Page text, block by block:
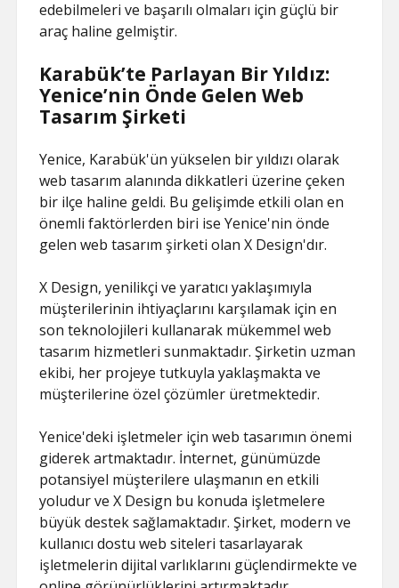
edebilmeleri ve başarılı olmaları için güçlü bir
araç haline gelmiştir.
Karabük’te Parlayan Bir Yıldız:
Yenice’nin Önde Gelen Web
Tasarım Şirketi
Yenice, Karabük'ün yükselen bir yıldızı olarak
web tasarım alanında dikkatleri üzerine çeken
bir ilçe haline geldi. Bu gelişimde etkili olan en
önemli faktörlerden biri ise Yenice'nin önde
gelen web tasarım şirketi olan X Design'dır.
X Design, yenilikçi ve yaratıcı yaklaşımıyla
müşterilerinin ihtiyaçlarını karşılamak için en
son teknolojileri kullanarak mükemmel web
tasarım hizmetleri sunmaktadır. Şirketin uzman
ekibi, her projeye tutkuyla yaklaşmakta ve
müşterilerine özel çözümler üretmektedir.
Yenice'deki işletmeler için web tasarımın önemi
giderek artmaktadır. İnternet, günümüzde
potansiyel müşterilere ulaşmanın en etkili
yoludur ve X Design bu konuda işletmelere
büyük destek sağlamaktadır. Şirket, modern ve
kullanıcı dostu web siteleri tasarlayarak
işletmelerin dijital varlıklarını güçlendirmekte ve